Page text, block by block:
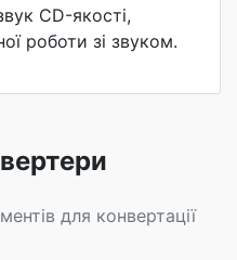
CD-якості,
роботи зі звуком.
для конвертації